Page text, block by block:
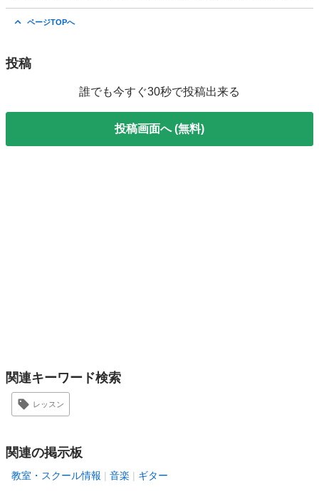
ページTOPへ
投稿
誰でも今すぐ30秒で投稿出来る
投稿画面へ (無料)
関連キーワード検索
レッスン
関連の掲示板
教室・スクール情報 音楽 ギター